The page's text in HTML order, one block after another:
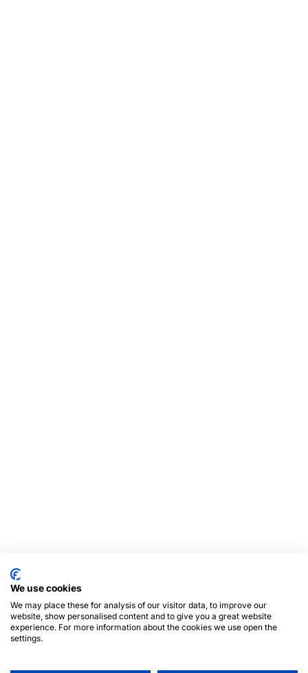
We use cookies
We may place these for analysis of our visitor data, to improve our
website, show personalised content and to give you a great website
experience. For more information about the cookies we use open the
settings.